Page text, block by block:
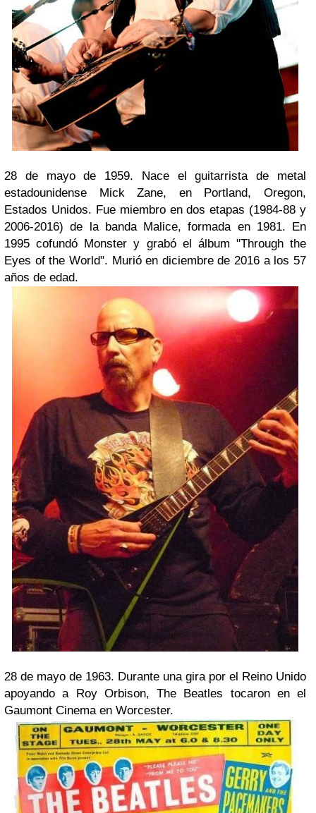
28 de mayo de 1959. Nace el guitarrista de metal
estadounidense Mick Zane, en Portland, Oregon,
Estados Unidos. Fue miembro en dos etapas (1984-88 y
2006-2016) de la banda Malice, formada en 1981. En
1995 cofundó Monster y grabó el álbum "Through the
Eyes of the World". Murió en diciembre de 2016 a los 57
años de edad.
28 de mayo de 1963. Durante una gira por el Reino Unido
apoyando a Roy Orbison, The Beatles tocaron en el
Gaumont Cinema en Worcester.